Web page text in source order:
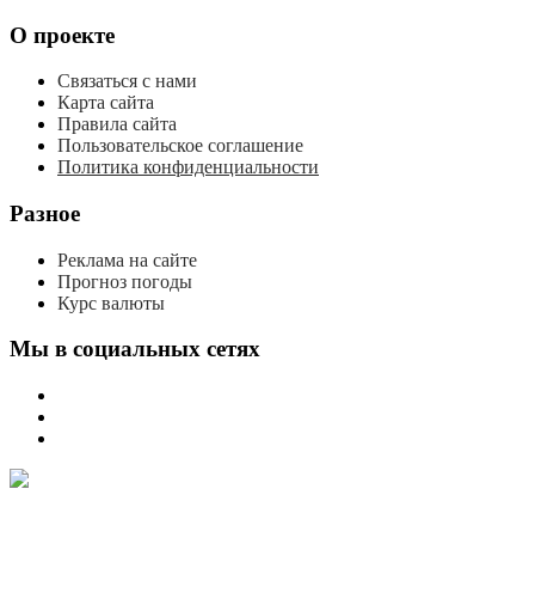
О проекте
Связаться с нами
Карта сайта
Правила сайта
Пользовательское соглашение
Политика конфиденциальности
Разное
Реклама на сайте
Прогноз погоды
Курс валюты
Мы в социальных сетях